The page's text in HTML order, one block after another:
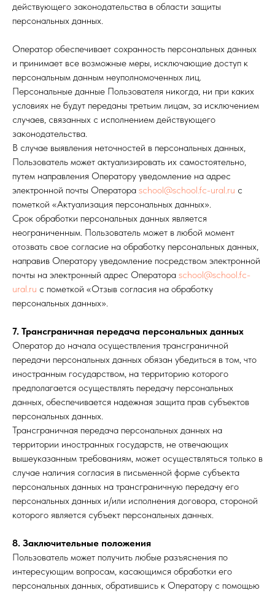
действующего законодательства в области защиты
персональных данных.
Оператор обеспечивает сохранность персональных данных
и принимает все возможные меры, исключающие доступ к
персональным данным неуполномоченных лиц.
Персональные данные Пользователя никогда, ни при каких
условиях не будут переданы третьим лицам, за исключением
случаев, связанных с исполнением действующего
законодательства.
В случае выявления неточностей в персональных данных,
Пользователь может актуализировать их самостоятельно,
путем направления Оператору уведомление на адрес
электронной почты Оператора school@school.fc-ural.ru с
пометкой «Актуализация персональных данных».
Срок обработки персональных данных является
неограниченным. Пользователь может в любой момент
отозвать свое согласие на обработку персональных данных,
направив Оператору уведомление посредством электронной
почты на электронный адрес Оператора school@school.fc-
ural.ru с пометкой «Отзыв согласия на обработку
персональных данных».
7. Трансграничная передача персональных данных
Оператор до начала осуществления трансграничной
передачи персональных данных обязан убедиться в том, что
иностранным государством, на территорию которого
предполагается осуществлять передачу персональных
данных, обеспечивается надежная защита прав субъектов
персональных данных.
Трансграничная передача персональных данных на
территории иностранных государств, не отвечающих
вышеуказанным требованиям, может осуществляться только в
случае наличия согласия в письменной форме субъекта
персональных данных на трансграничную передачу его
персональных данных и/или исполнения договора, стороной
которого является субъект персональных данных.
8. Заключительные положения
Пользователь может получить любые разъяснения по
интересующим вопросам, касающимся обработки его
персональных данных, обратившись к Оператору с помощью